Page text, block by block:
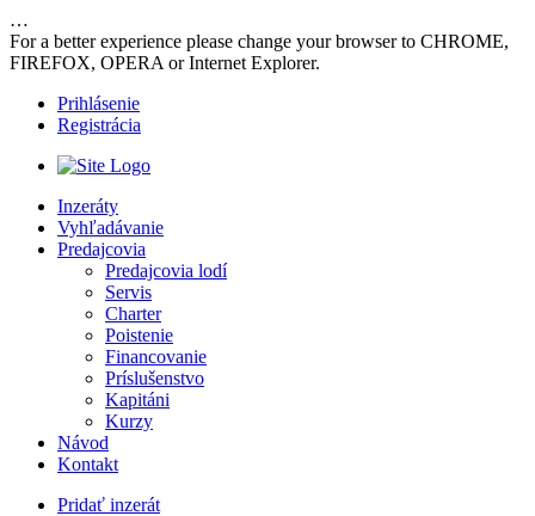
…
For a better experience please change your browser to CHROME,
FIREFOX, OPERA or Internet Explorer.
Prihlásenie
Registrácia
Inzeráty
Vyhľadávanie
Predajcovia
Predajcovia lodí
Servis
Charter
Poistenie
Financovanie
Príslušenstvo
Kapitáni
Kurzy
Návod
Kontakt
Pridať inzerát